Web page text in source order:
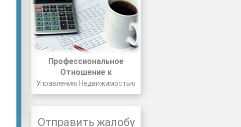
Профессиональное
Отношение к
Управлению Недвижимостью
Отправить жалобу